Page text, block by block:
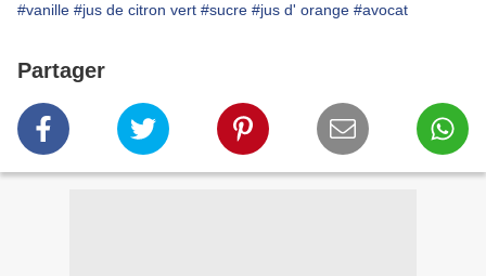
#vanille #jus de citron vert #sucre #jus d' orange #avocat
Partager